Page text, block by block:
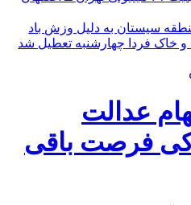
سیستان به دلیل وزش باد
و خاک فردا چهارشنبه تعطیل شد
عدالت
کی فرصت باقی